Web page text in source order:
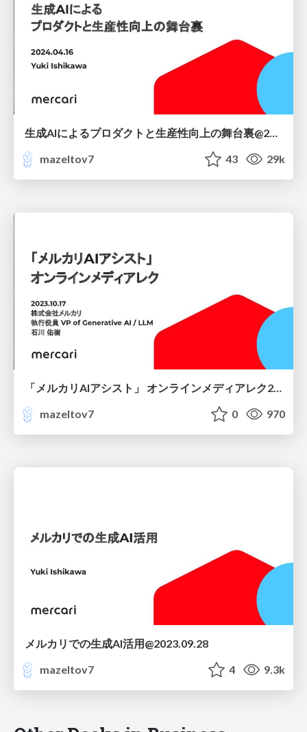
生成AIによるプロダクトと生産性向上の舞台裏@2024.04.16
mazeltov7
43 29k
「メルカリAIアシスト」 オンラインメディアレク2023.10.17
mazeltov7
0 970
メルカリでの生成AI活用@2023.09.28
mazeltov7
4 9.3k